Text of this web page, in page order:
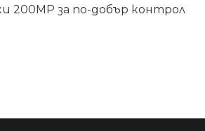
200MP за по-добър контрол